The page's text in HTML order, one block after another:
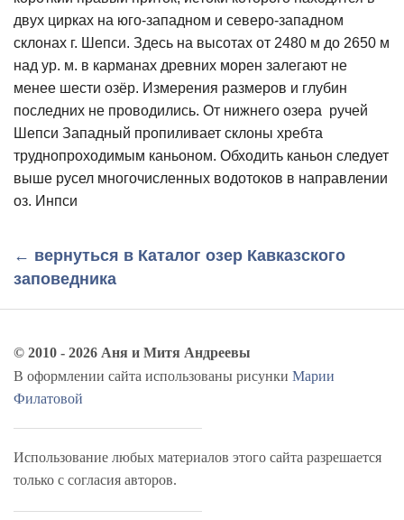
двух цирках на юго-западном и северо-западном
склонах г. Шепси. Здесь на высотах от 2480 м до 2650 м
над ур. м. в карманах древних морен залегают не
менее шести озёр. Измерения размеров и глубин
последних не проводились. От нижнего озера ручей
Шепси Западный пропиливает склоны хребта
труднопроходимым каньоном. Обходить каньон следует
выше русел многочисленных водотоков в направлении
оз. Инпси
← вернуться в Каталог озер Кавказского
заповедника
© 2010 - 2026 Аня и Митя Андреевы
В оформлении сайта использованы рисунки Марии
Филатовой
Использование любых материалов этого сайта разрешается
только с согласия авторов.